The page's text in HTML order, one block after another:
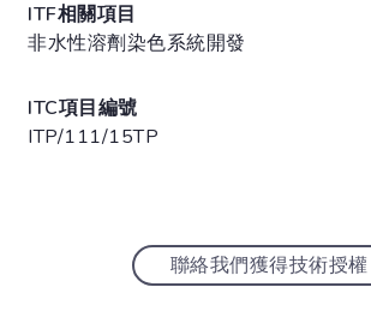
ITF相關項目
非水性溶劑染色系統開發
ITC項目編號
ITP/111/15TP
聯絡我們獲得技術授權